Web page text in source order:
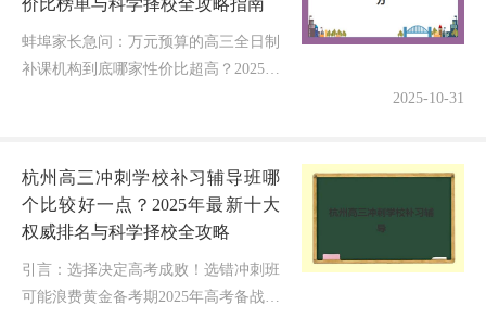
价比榜单与科学择校全攻略指南
蚌埠家长急问：万元预算的高三全日制
补课机构到底哪家性价比超高？2025年
2025-10-31
杭州高三冲刺学校补习辅导班哪
个比较好一点？2025年最新十大
权威排名与科学择校全攻略
引言：选择决定高考成败！选错冲刺班
可能浪费黄金备考期2025年高考备战已